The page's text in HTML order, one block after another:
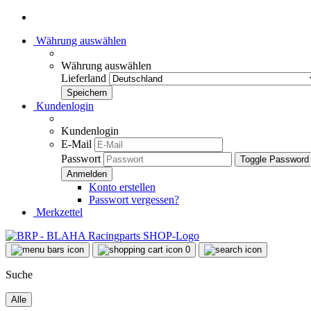
Währung auswählen
Währung auswählen
Lieferland
Kundenlogin
Kundenlogin
E-Mail
Passwort
Toggle
Konto erstellen
Passwort vergessen?
Merkzettel
0
Suche
Alle